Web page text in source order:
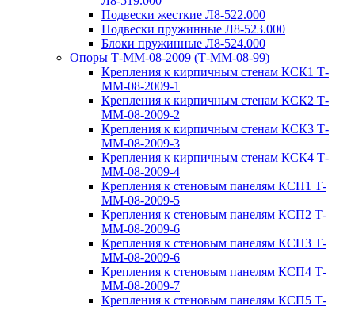
Подвески жесткие Л8-522.000
Подвески пружинные Л8-523.000
Блоки пружинные Л8-524.000
Опоры Т-ММ-08-2009 (Т-ММ-08-99)
Крепления к кирпичным стенам КСК1 Т-
ММ-08-2009-1
Крепления к кирпичным стенам КСК2 Т-
ММ-08-2009-2
Крепления к кирпичным стенам КСК3 Т-
ММ-08-2009-3
Крепления к кирпичным стенам КСК4 Т-
ММ-08-2009-4
Крепления к стеновым панелям КСП1 Т-
ММ-08-2009-5
Крепления к стеновым панелям КСП2 Т-
ММ-08-2009-6
Крепления к стеновым панелям КСП3 Т-
ММ-08-2009-6
Крепления к стеновым панелям КСП4 Т-
ММ-08-2009-7
Крепления к стеновым панелям КСП5 Т-